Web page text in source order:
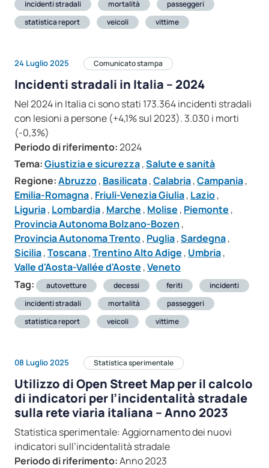
incidenti stradali
mortalità
passeggeri
statistica report
veicoli vittime
24 Luglio 2025 Comunicato stampa
Incidenti stradali in Italia – 2024
Nel 2024 in Italia ci sono stati 173.364 incidenti stradali
con lesioni a persone (+4,1% sul 2023). 3.030 i morti
(-0,3%)
Periodo di riferimento:2024
Tema:Giustizia e sicurezza,Salute e sanità
Regione:Abruzzo, Basilicata,Calabria,Campania,
Emilia-Romagna, Friuli-Venezia Giulia, Lazio,
Liguria, Lombardia, Marche , Molise , Piemonte ,
Provincia Autonoma Bolzano-Bozen ,
Provincia Autonoma Trento, Puglia,Sardegna,
Sicilia,Toscana,Trentino Alto Adige , Umbria,
Valle d'Aosta-Vallée d'Aoste ,Veneto
Tag:
autovetture decessi feriti
incidenti
incidenti stradali
mortalità
passeggeri
statistica report
veicoli vittime
08 Luglio 2025 Statistica sperimentale
Utilizzo di Open Street Map per il calcolo
di indicatori per l’incidentalità stradale
sulla rete viaria italiana – Anno 2023
Statistica sperimentale: Aggiornamento dei nuovi
indicatori sull’incidentalità stradale
Periodo di riferimento:Anno 2023